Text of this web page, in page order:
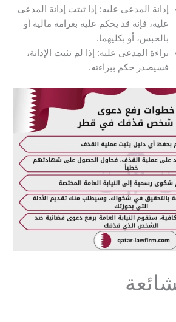
إدانة المدعى عليه: إذا ثبتت إدانة المدعى
عليه، فإنه قد يحكم عليه بغرامة مالية أو
بالحبس، أو بكليهما.
براءة المدعى عليه: إذا لم تثبت الإدانة،
فسيصدر حكم ببراءته.